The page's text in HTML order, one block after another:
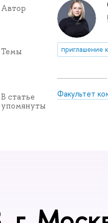
Автор
Темы приглашение
В статье
упомянуты
Факультет